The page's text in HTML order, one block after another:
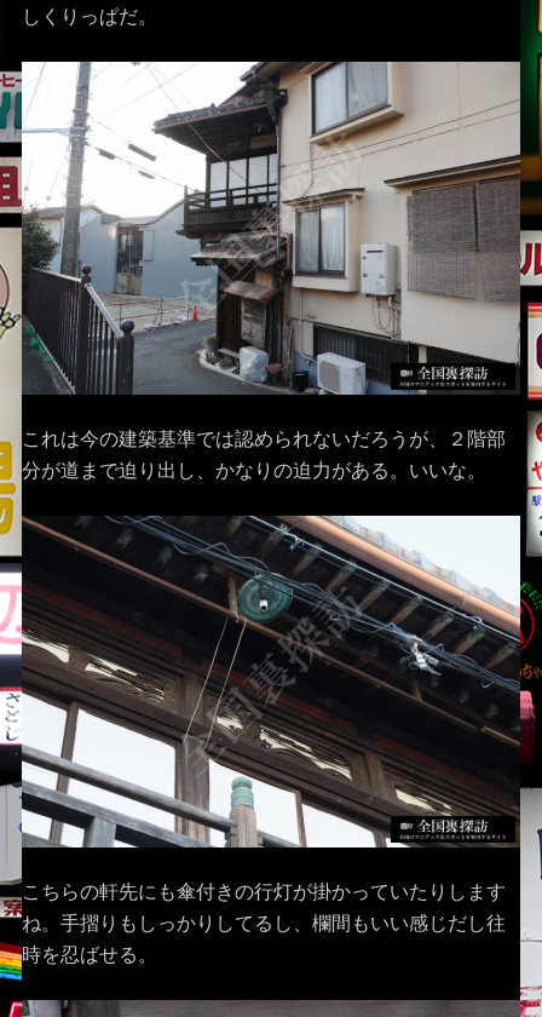
しくりっぱだ。
これは今の建築基準では認められないだろうが、２階部
分が道まで迫り出し、かなりの迫力がある。いいな。
こちらの軒先にも傘付きの行灯が掛かっていたりします
ね。手摺りもしっかりしてるし、欄間もいい感じだし往
時を忍ばせる。